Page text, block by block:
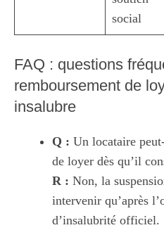
social
FAQ : questions
remboursement de
insalubre
Q : Un locataire
de loyer dès qu’il
R : Non, la
intervenir qu’après
d’insalubrité officiel.